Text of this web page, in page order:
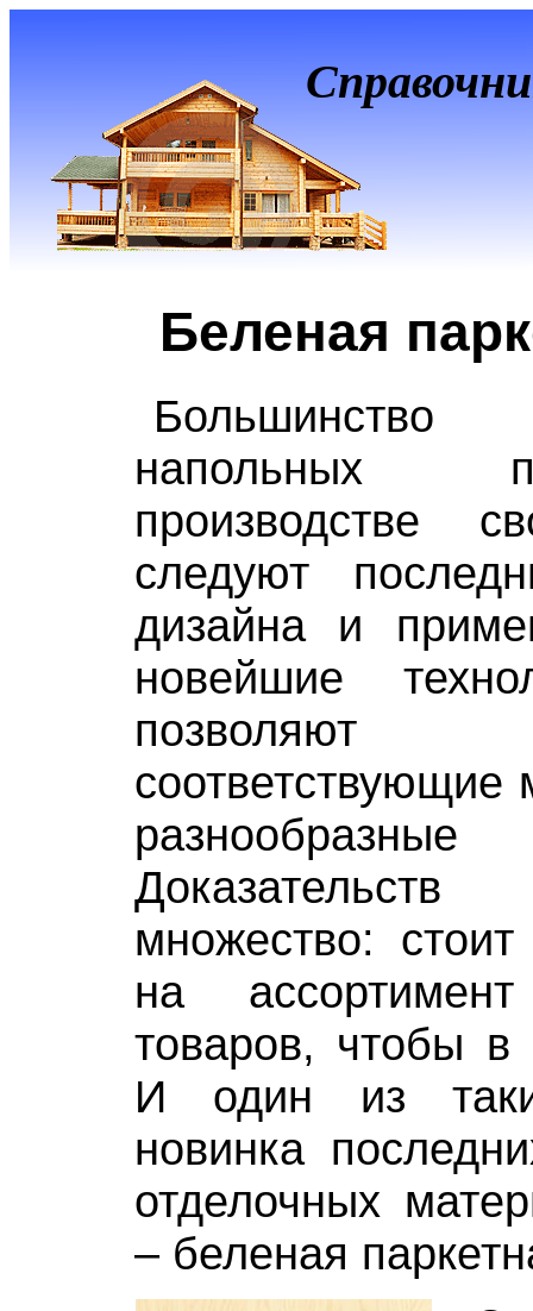
Беленая
Большинство
напольных
производстве
следуют
дизайна и
новейшие
позволяют
соответствующие
множество:
на
товаров, чтобы в
И один из
новинка
отделочных
– беленая